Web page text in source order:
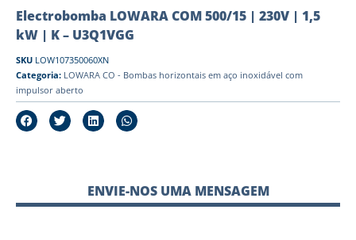
Electrobomba LOWARA COM 500/15 | 230V | 1,5
kW | K – U3Q1VGG
SKU LOW107350060XN
Categoria: LOWARA CO - Bombas horizontais em aço inoxidável com
impulsor aberto
ENVIE-NOS UMA MENSAGEM